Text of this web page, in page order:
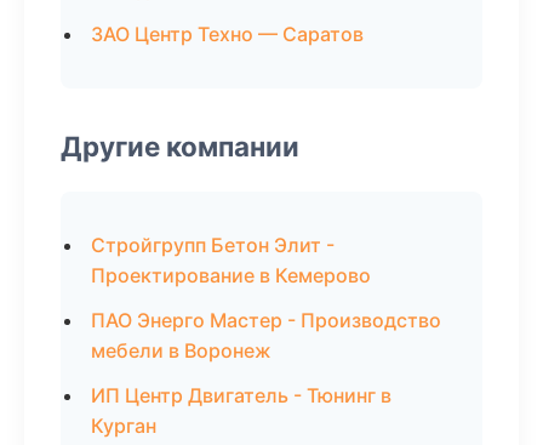
ЗАО Центр Техно — Саратов
Другие компании
Стройгрупп Бетон Элит -
Проектирование в Кемерово
ПАО Энерго Мастер - Производство
мебели в Воронеж
ИП Центр Двигатель - Тюнинг в
Курган